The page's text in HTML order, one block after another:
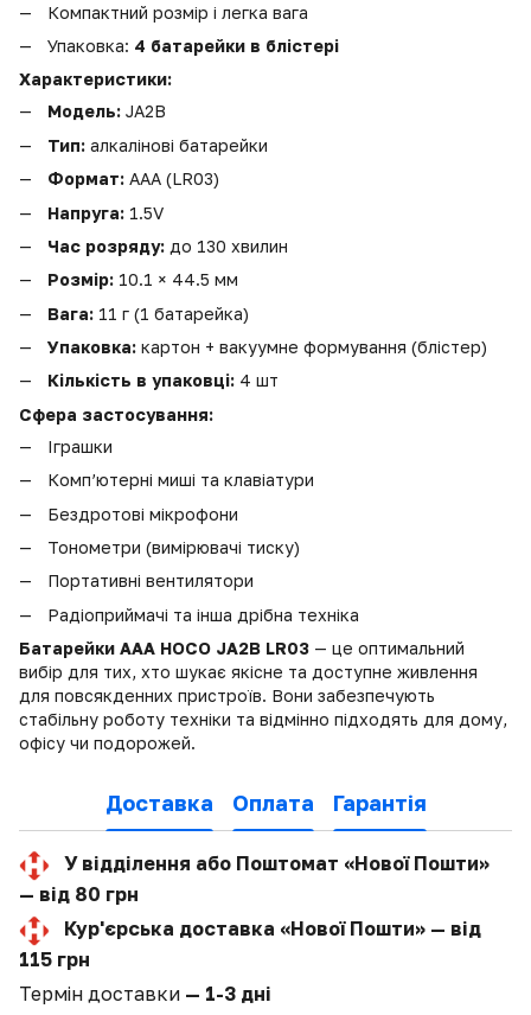
Компактний розмір і легка вага
Упаковка: 4 батарейки в блістері
Характеристики:
Модель: JA2B
Тип: алкалінові батарейки
Формат: AAA (LR03)
Напруга: 1.5V
Час розряду: до 130 хвилин
Розмір: 10.1 × 44.5 мм
Вага: 11 г (1 батарейка)
Упаковка: картон + вакуумне формування (блістер)
Кількість в упаковці: 4 шт
Сфера застосування:
Іграшки
Комп’ютерні миші та клавіатури
Бездротові мікрофони
Тонометри (вимірювачі тиску)
Портативні вентилятори
Радіоприймачі та інша дрібна техніка
Батарейки AAA HOCO JA2B LR03 — це оптимальний
вибір для тих, хто шукає якісне та доступне живлення
для повсякденних пристроїв. Вони забезпечують
стабільну роботу техніки та відмінно підходять для дому,
офісу чи подорожей.
Доставка Оплата Гарантія
У відділення або Поштомат «Нової Пошти»
— від 80 грн
Кур'єрська доставка «Нової Пошти» — від
115 грн
Термін доставки — 1-3 дні